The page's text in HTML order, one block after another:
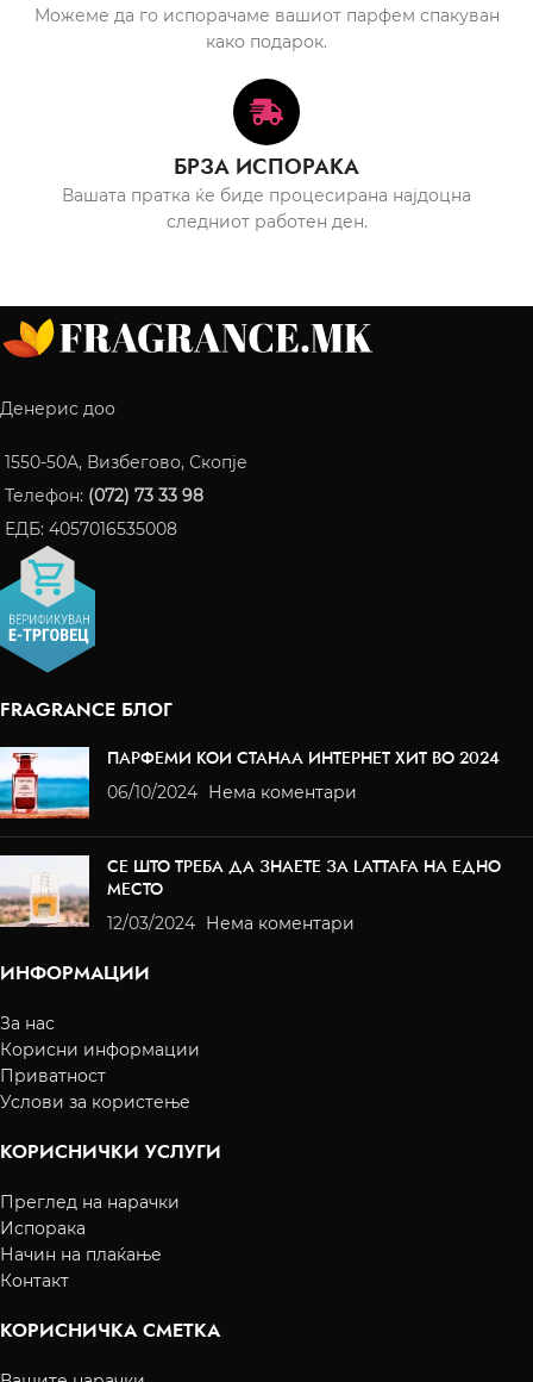
Можеме да го испорачаме вашиот парфем спакуван
како подарок.
БРЗА ИСПОРАКА
Вашата пратка ќе биде процесирана најдоцна
следниот работен ден.
Денерис доо
1550-50A, Визбегово, Скопје
Телефон: (072) 73 33 98
ЕДБ: 4057016535008
FRAGRANCE БЛОГ
ПАРФЕМИ КОИ СТАНАА ИНТЕРНЕТ ХИТ ВО 2024
06/10/2024 Нема коментари
СЕ ШТО ТРЕБА ДА ЗНАЕТЕ ЗА LATTAFA НА ЕДНО
МЕСТО
12/03/2024 Нема коментари
ИНФОРМАЦИИ
За нас
Корисни информации
Приватност
Услови за користење
КОРИСНИЧКИ УСЛУГИ
Преглед на нарачки
Испорака
Начин на плаќање
Контакт
КОРИСНИЧКА СМЕТКА